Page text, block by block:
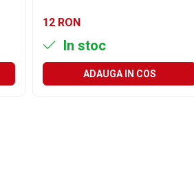
12 RON
In stoc
ADAUGA IN COS